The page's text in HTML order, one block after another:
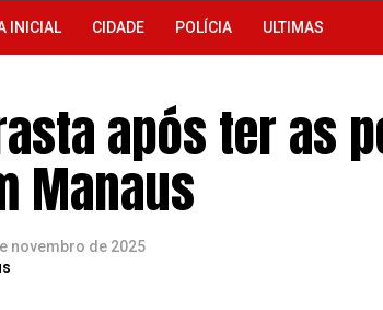
INICIAL CIDADE POLÍCIA ULTIMAS
após ter as
Manaus
novembro de 2025